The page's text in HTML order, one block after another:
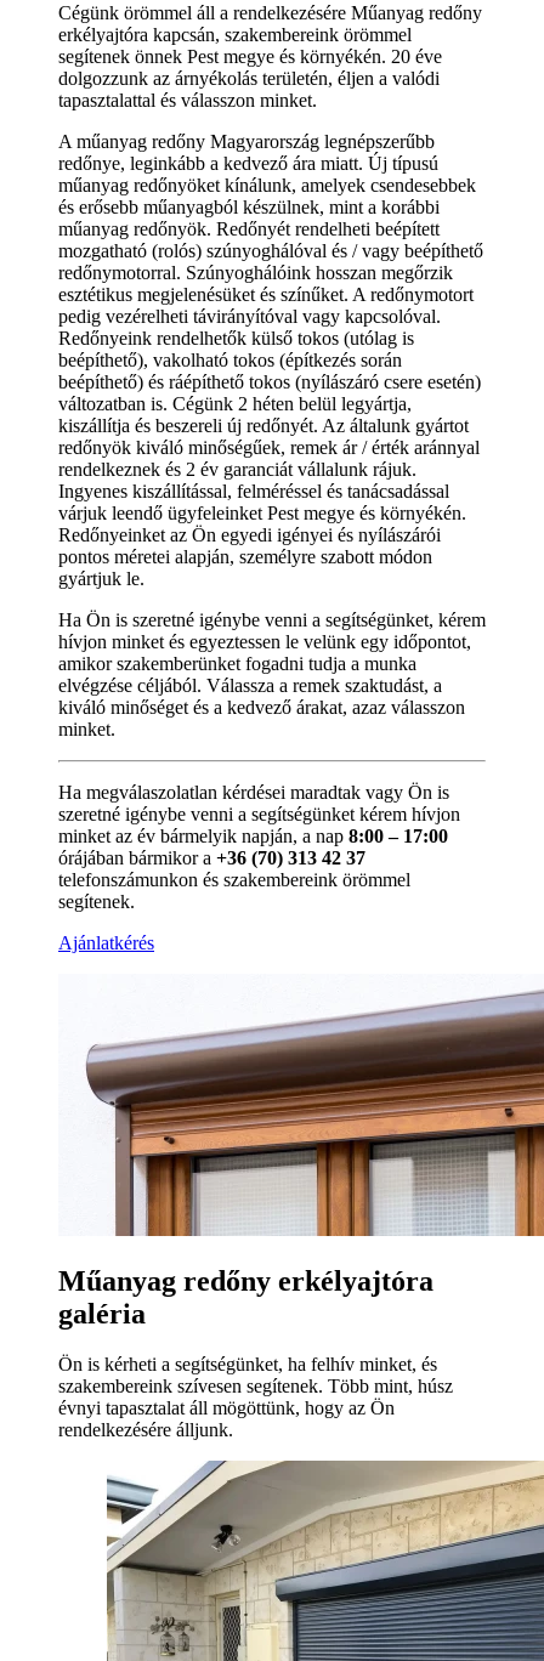
Cégünk örömmel áll a rendelkezésére Műanyag redőny
erkélyajtóra kapcsán, szakembereink örömmel
segítenek önnek Pest megye és környékén. 20 éve
dolgozzunk az árnyékolás területén, éljen a valódi
tapasztalattal és válasszon minket.
A műanyag redőny Magyarország legnépszerűbb
redőnye, leginkább a kedvező ára miatt. Új típusú
műanyag redőnyöket kínálunk, amelyek csendesebbek
és erősebb műanyagból készülnek, mint a korábbi
műanyag redőnyök. Redőnyét rendelheti beépített
mozgatható (rolós) szúnyoghálóval és / vagy beépíthető
redőnymotorral. Szúnyoghálóink hosszan megőrzik
esztétikus megjelenésüket és színűket. A redőnymotort
pedig vezérelheti távirányítóval vagy kapcsolóval.
Redőnyeink rendelhetők külső tokos (utólag is
beépíthető), vakolható tokos (építkezés során
beépíthető) és ráépíthető tokos (nyílászáró csere esetén)
változatban is. Cégünk 2 héten belül legyártja,
kiszállítja és beszereli új redőnyét. Az általunk gyártot
redőnyök kiváló minőségűek, remek ár / érték aránnyal
rendelkeznek és 2 év garanciát vállalunk rájuk.
Ingyenes kiszállítással, felméréssel és tanácsadással
várjuk leendő ügyfeleinket Pest megye és környékén.
Redőnyeinket az Ön egyedi igényei és nyílászárói
pontos méretei alapján, személyre szabott módon
gyártjuk le.
Ha Ön is szeretné igénybe venni a segítségünket, kérem
hívjon minket és egyeztessen le velünk egy időpontot,
amikor szakemberünket fogadni tudja a munka
elvégzése céljából. Válassza a remek szaktudást, a
kiváló minőséget és a kedvező árakat, azaz válasszon
minket.
Ha megválaszolatlan kérdései maradtak vagy Ön is
szeretné igénybe venni a segítségünket kérem hívjon
minket az év bármelyik napján, a nap 8:00 – 17:00
órájában bármikor a +36 (70) 313 42 37
telefonszámunkon és szakembereink örömmel
segítenek.
Ajánlatkérés
Műanyag redőny erkélyajtóra
galéria
Ön is kérheti a segítségünket, ha felhív minket, és
szakembereink szívesen segítenek. Több mint, húsz
évnyi tapasztalat áll mögöttünk, hogy az Ön
rendelkezésére álljunk.